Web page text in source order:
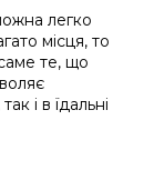
легко
місця, то
те, що
і в їдальні